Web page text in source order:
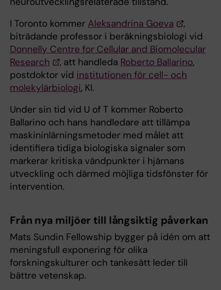
I Toronto kommer Aleksandrina Goeva
,
biträdande professor i beräkningsbiologi vid
Donnelly Centre for Cellular and Biomolecular
Research
, att handleda Roberto Ballarino,
postdoktor vid institutionen för cell- och
molekylärbiologi, KI.
Under sin tid vid U of T kommer Roberto
Ballarino och hans handledare att tillämpa
maskininlärningsmetoder med målet att
identifiera tidiga biologiska signaler som
markerar kritiska vändpunkter i hjärnans
utveckling och därmed möjliga tidsfönster för
intervention.
Från nya miljöer till långsiktig påverkan
Mats Sundin Fellowship bygger på idén om att
meningsfull exponering för olika
forskningskulturer och tankesätt leder till
bättre vetenskap.